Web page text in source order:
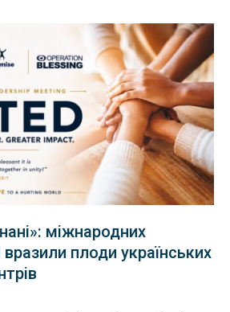
міжнародних
вразили плоди українських